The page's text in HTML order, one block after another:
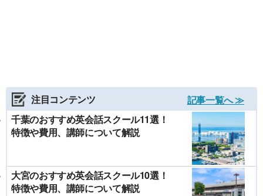
注目コンテンツ
記事一覧へ ≫
千葉のおすすめ英会話スクール11選！
特徴や費用、講師について解説
大宮のおすすめ英会話スクール10選！
特徴や費用、講師について解説